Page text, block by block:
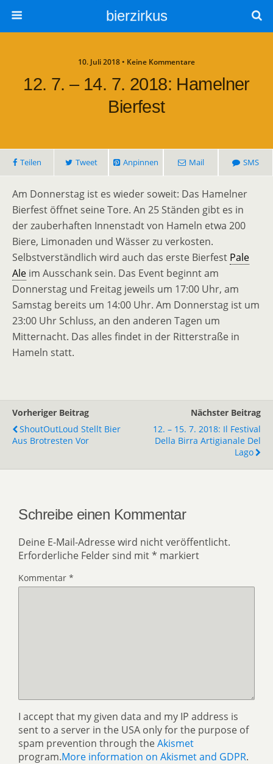
bierzirkus
10. Juli 2018 • Keine Kommentare
12. 7. – 14. 7. 2018: Hamelner
Bierfest
Teilen Tweet Anpinnen Mail SMS
Am Donnerstag ist es wieder soweit: Das Hamelner
Bierfest öffnet seine Tore. An 25 Ständen gibt es in
der zauberhaften Innenstadt von Hameln etwa 200
Biere, Limonaden und Wässer zu verkosten.
Selbstverständlich wird auch das erste Bierfest Pale
Ale im Ausschank sein. Das Event beginnt am
Donnerstag und Freitag jeweils um 17:00 Uhr, am
Samstag bereits um 14:00 Uhr. Am Donnerstag ist um
23:00 Uhr Schluss, an den anderen Tagen um
Mitternacht. Das alles findet in der Ritterstraße in
Hameln statt.
Vorheriger Beitrag
ShoutOutLoud Stellt Bier
Aus Brotresten Vor
Nächster Beitrag
12. – 15. 7. 2018: Il Festival
Della Birra Artigianale Del
Lago
Schreibe einen Kommentar
Deine E-Mail-Adresse wird nicht veröffentlicht.
Erforderliche Felder sind mit* markiert
Kommentar *
I accept that my given data and my IP address is
sent to a server in the USA only for the purpose of
spam prevention through theAkismet
program.More information on Akismet and GDPR.